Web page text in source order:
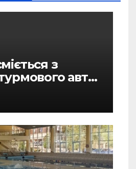
з
авто
фронту: перше